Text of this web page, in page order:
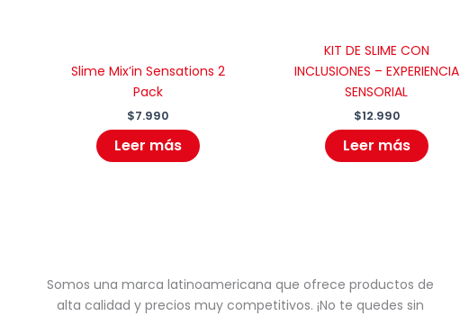
Slime Mix’in Sensations 2
Pack
$7.990
Leer más
KIT DE SLIME CON
INCLUSIONES – EXPERIENCIA
SENSORIAL
$12.990
Leer más
Somos una marca latinoamericana que ofrece productos de
alta calidad y precios muy competitivos. ¡No te quedes sin